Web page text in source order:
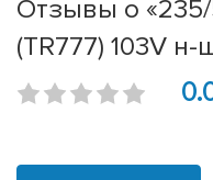
Отзывы о «235/
(TR777) 103V н-